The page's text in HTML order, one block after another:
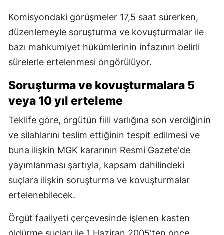
Komisyondaki görüşmeler 17,5 saat sürerken,
düzenlemeyle soruşturma ve kovuşturmalar ile
bazı mahkumiyet hükümlerinin infazının belirli
sürelerle ertelenmesi öngörülüyor.
Soruşturma ve kovuşturmalara 5
veya 10 yıl erteleme
Teklife göre, örgütün fiili varlığına son verdiğinin
ve silahlarını teslim ettiğinin tespit edilmesi ve
buna ilişkin MGK kararının Resmi Gazete'de
yayımlanması şartıyla, kapsam dahilindeki
suçlara ilişkin soruşturma ve kovuşturmalar
ertelenebilecek.
Örgüt faaliyeti çerçevesinde işlenen kasten